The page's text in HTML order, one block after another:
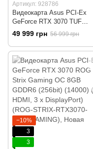
Артикул: 928786
Видеокарта Asus PCI-Ex
GeForce RTX 3070 TUF
Gaming 8GB GDDR6 (256bit)
(14000) (3 x DisplayPort, 2 x
HDMI) (TUF-RTX3070-O8G-
GAMING)
49 999 грн 56 999 грн
−10%
3
3